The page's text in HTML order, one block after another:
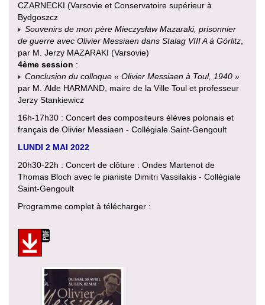
CZARNECKI (Varsovie et Conservatoire supérieur à
Bydgoszcz
Souvenirs de mon père Mieczysław Mazaraki, prisonnier
de guerre avec Olivier Messiaen dans Stalag VIII A à Görlitz
par M. Jerzy MAZARAKI (Varsovie)
4ème session :
Conclusion du colloque « Olivier Messiaen à Toul, 1940 »
par M. Alde HARMAND, maire de la Ville Toul et professeur
Jerzy Stankiewicz
16h-17h30 : Concert des compositeurs élèves polonais et
français de Olivier Messiaen - Collégiale Saint-Gengoult
LUNDI 2 MAI 2022
20h30-22h : Concert de clôture : Ondes Martenot de
Thomas Bloch avec le pianiste Dimitri Vassilakis - Collégiale
Saint-Gengoult
Programme complet à télécharger :